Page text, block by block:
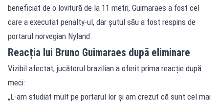
beneficiat de o lovitură de la 11 metri, Guimaraes a fost cel
care a executat penalty-ul, dar șutul său a fost respins de
portarul norvegian Nyland.
Reacția lui Bruno Guimaraes după eliminare
Vizibil afectat, jucătorul brazilian a oferit prima reacție după
meci:
„L-am studiat mult pe portarul lor și am crezut că sunt cel mai